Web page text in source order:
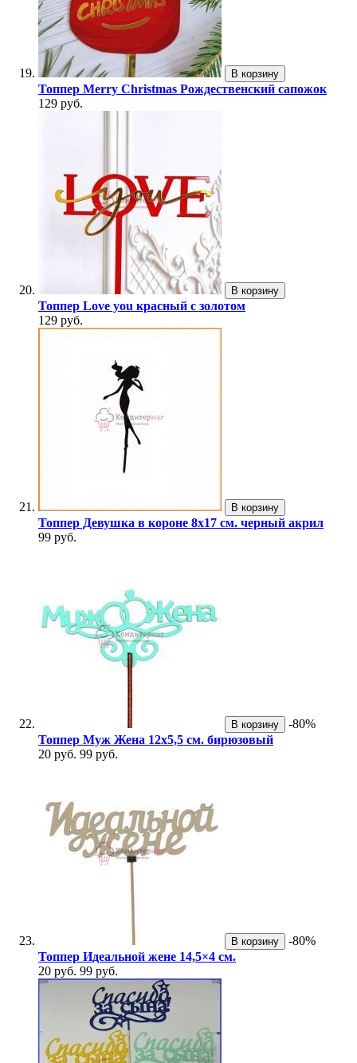
В корзину
Топпер Merry Christmas Рождественский сапожок
129 руб.
В корзину
Топпер Love you красный с золотом
129 руб.
В корзину
Топпер Девушка в короне 8х17 см. черный акрил
99 руб.
В корзину
-80%
Топпер Муж Жена 12х5,5 см. бирюзовый
20 руб. 99 руб.
В корзину
-80%
Топпер Идеальной жене 14,5×4 см.
20 руб. 99 руб.